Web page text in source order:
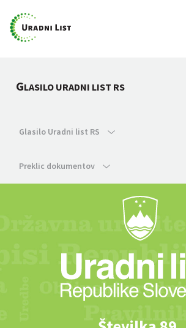
GLASILO URADNI LIST RS
Glasilo Uradni list RS
Preklic dokumentov